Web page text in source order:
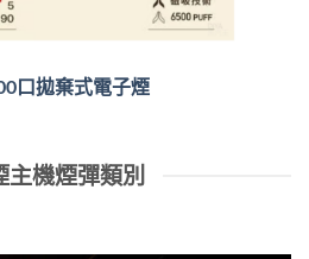
口拋棄式電子煙
主機煙彈類別